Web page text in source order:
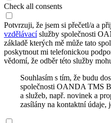
Check all consents
Potvrzuji, že jsem si přečetl/a a
vzdělávacíslužby společnosti
základě kterých mě může tato
poskytnout mi telefonickou
vědomí, že odběr této služby
Souhlasím s tím, že budu
společnosti OANDA TMS
a služeb, např. novinek a
zasílány na kontaktní údaje,